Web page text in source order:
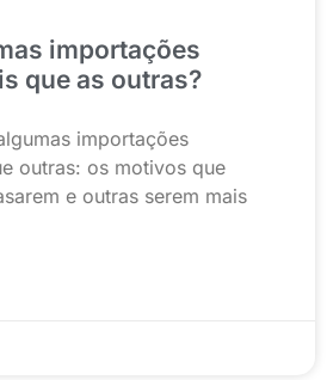
importações
que as outras?
importações
outras: os motivos que
e outras serem mais